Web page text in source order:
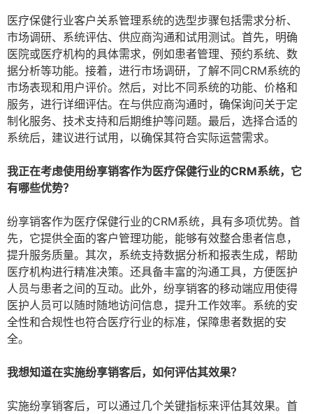
医疗保健行业客户关系管理系统的选型步骤包括需求分析、
市场调研、系统评估、供应商沟通和试用测试。首先，明确
医院或医疗机构的具体需求，例如患者管理、预约系统、数
据分析等功能。接着，进行市场调研，了解不同CRM系统的
市场表现和用户评价。然后，对比不同系统的功能、价格和
服务，进行详细评估。在与供应商沟通时，确保询问关于定
制化服务、技术支持和后期维护等问题。最后，选择合适的
系统后，建议进行试用，以确保其符合实际运营需求。
我正在考虑使用纷享销客作为医疗保健行业的CRM系统，它
有哪些优势？
纷享销客作为医疗保健行业的CRM系统，具有多项优势。首
先，它提供全面的客户管理功能，能够有效整合患者信息，
提升服务质量。其次，系统支持数据分析和报表生成，帮助
医疗机构进行精准决策。还具备丰富的沟通工具，方便医护
人员与患者之间的互动。此外，纷享销客的移动端应用使得
医护人员可以随时随地访问信息，提升工作效率。系统的安
全性和合规性也符合医疗行业的标准，保障患者数据的安
全。
我想知道在实施纷享销客后，如何评估其效果？
实施纷享销客后，可以通过几个关键指标来评估其效果。首